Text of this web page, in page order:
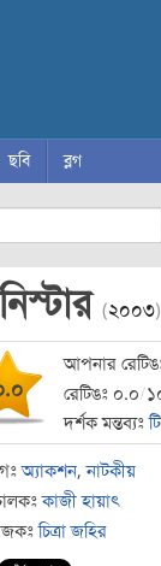
ছবি ব্লগ
(২০০৩)
আপনার
রেটিঙঃ ০.০/
দর্শক মন্তব্যঃটি
অ্যাকশন,নাটকীয়
কাজী হায়াৎ
চিত্রা জহির